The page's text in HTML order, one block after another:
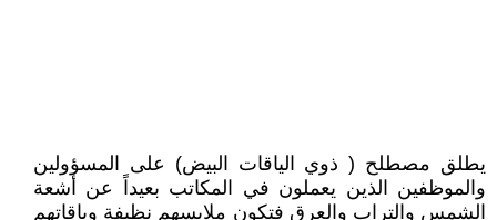
يطلق مصطلح ( ذوي الياقات البيض) على المسؤولين
والموظفين الذين يعملون في المكاتب بعيداً عن أشعة
الشمس والتراب والعرق فتكون ملابسهم نظيفة وياقاتهم